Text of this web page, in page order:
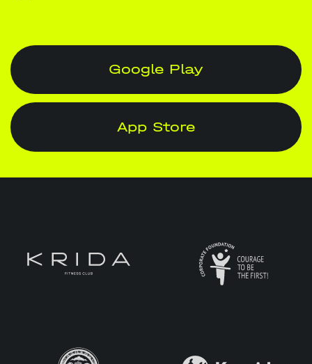
Google Play
App Store